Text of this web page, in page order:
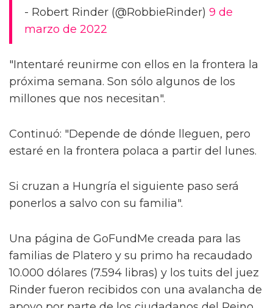
- Robert Rinder (@RobbieRinder) 9 de
marzo de 2022
"Intentaré reunirme con ellos en la frontera la
próxima semana. Son sólo algunos de los
millones que nos necesitan".
Continuó: "Depende de dónde lleguen, pero
estaré en la frontera polaca a partir del lunes.
Si cruzan a Hungría el siguiente paso será
ponerlos a salvo con su familia".
Una página de GoFundMe creada para las
familias de Platero y su primo ha recaudado
10.000 dólares (7.594 libras) y los tuits del juez
Rinder fueron recibidos con una avalancha de